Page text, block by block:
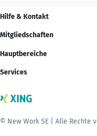
Hilfe & Kontakt
Mitgliedschaften
Hauptbereiche
Services
© New Work SE | Alle Rechte